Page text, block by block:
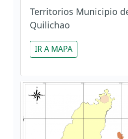
Territorios Municipio
Quilichao
IR A MAPA